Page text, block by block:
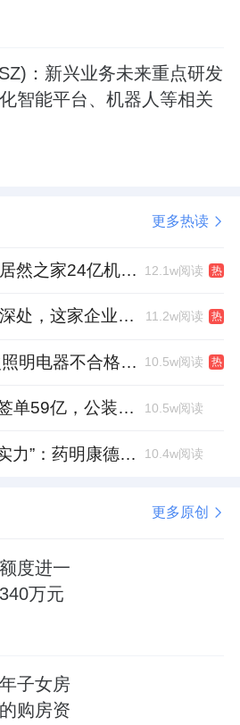
：新兴业务未来重点研发
智能平台、机器人等相关
更多热读
家居卖场首单！居然之家24亿机构间REITs获深交所无异议函 12.1w阅读 热
藏在家居供应链深处，这家企业正在悄悄转型 11.2w阅读 热
重庆抽检44批次照明电器不合格，木林森全资子公司被点名 10.5w阅读 热
金螳螂二季度新签单59亿，公装业务贡献逾八成 10.5w阅读
从“市梦率”到“硬实力”：药明康德如何用业绩填平2021年估值鸿沟？ 10.4w阅读
更多原创
度进一
万元
子女房
购房资